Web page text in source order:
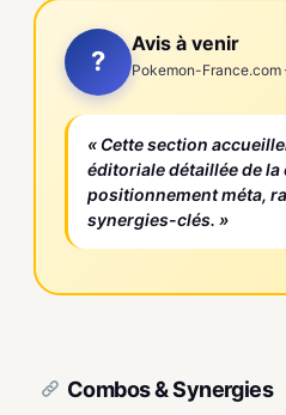
?
Avis à venir
Pokemon-
« Cette section
éditoriale détaillée de la
positionnement méta,
synergies-clés. »
Combos & Synergies